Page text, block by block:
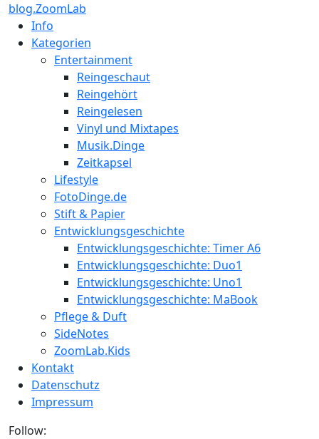
blog.ZoomLab
Info
Kategorien
Entertainment
Reingeschaut
Reingehört
Reingelesen
Vinyl und Mixtapes
Musik.Dinge
Zeitkapsel
Lifestyle
FotoDinge.de
Stift & Papier
Entwicklungsgeschichte
Entwicklungsgeschichte: Timer A6
Entwicklungsgeschichte: Duo1
Entwicklungsgeschichte: Uno1
Entwicklungsgeschichte: MaBook
Pflege & Duft
SideNotes
ZoomLab.Kids
Kontakt
Datenschutz
Impressum
Follow: